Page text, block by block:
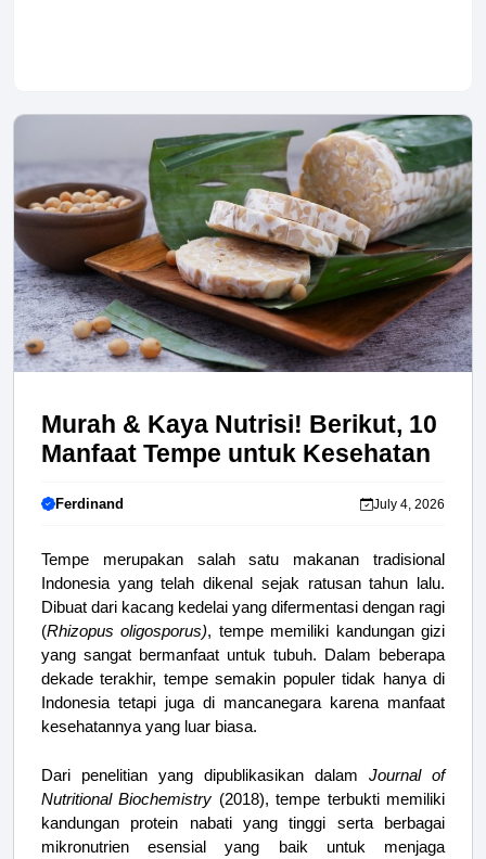
Murah & Kaya Nutrisi! Berikut, 10
Manfaat Tempe untuk Kesehatan
Ferdinand July 4, 2026
Tempe merupakan salah satu makanan tradisional
Indonesia yang telah dikenal sejak ratusan tahun lalu.
Dibuat dari kacang kedelai yang difermentasi dengan ragi
(Rhizopus oligosporus), tempe memiliki kandungan gizi
yang sangat bermanfaat untuk tubuh. Dalam beberapa
dekade terakhir, tempe semakin populer tidak hanya di
Indonesia tetapi juga di mancanegara karena manfaat
kesehatannya yang luar biasa.
Dari penelitian yang dipublikasikan dalam Journal of
Nutritional Biochemistry (2018), tempe terbukti memiliki
kandungan protein nabati yang tinggi serta berbagai
mikronutrien esensial yang baik untuk menjaga